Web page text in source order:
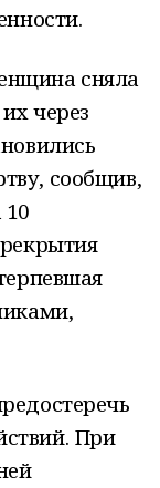
сняла
через
сообщив,
При